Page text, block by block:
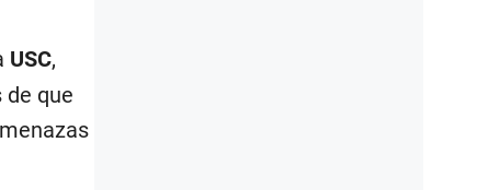
USC,
de que